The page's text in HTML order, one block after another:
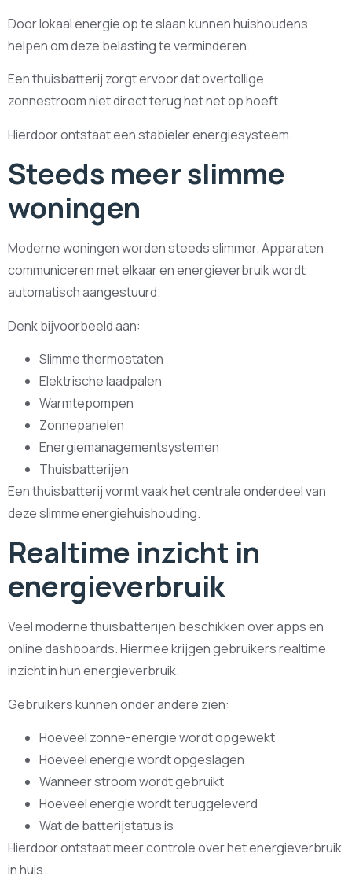
Door lokaal energie op te slaan kunnen huishoudens
helpen om deze belasting te verminderen.
Een thuisbatterij zorgt ervoor dat overtollige
zonnestroom niet direct terug het net op hoeft.
Hierdoor ontstaat een stabieler energiesysteem.
Steeds meer slimme
woningen
Moderne woningen worden steeds slimmer. Apparaten
communiceren met elkaar en energieverbruik wordt
automatisch aangestuurd.
Denk bijvoorbeeld aan:
Slimme thermostaten
Elektrische laadpalen
Warmtepompen
Zonnepanelen
Energiemanagementsystemen
Thuisbatterijen
Een thuisbatterij vormt vaak het centrale onderdeel van
deze slimme energiehuishouding.
Realtime inzicht in
energieverbruik
Veel moderne thuisbatterijen beschikken over apps en
online dashboards. Hiermee krijgen gebruikers realtime
inzicht in hun energieverbruik.
Gebruikers kunnen onder andere zien:
Hoeveel zonne-energie wordt opgewekt
Hoeveel energie wordt opgeslagen
Wanneer stroom wordt gebruikt
Hoeveel energie wordt teruggeleverd
Wat de batterijstatus is
Hierdoor ontstaat meer controle over het energieverbruik
in huis.